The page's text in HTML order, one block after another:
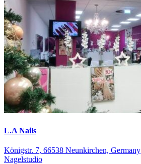
L.A Nails
Königstr. 7, 66538 Neunkirchen, Germany
Nagelstudio